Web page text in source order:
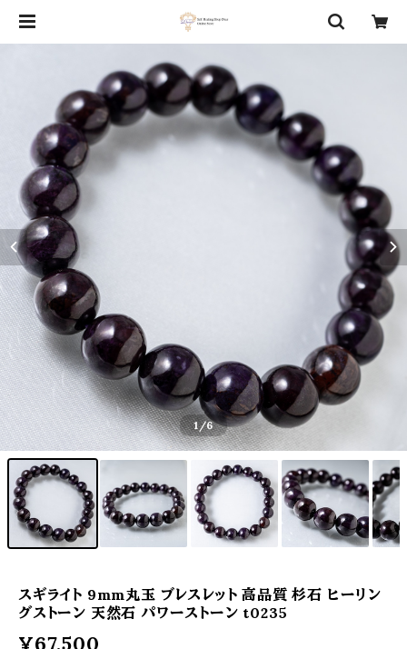
1/6
スギライト 9mm丸玉 ブレスレット 高品質 杉石 ヒーリン
グストーン 天然石 パワーストーン t0235
¥67,500